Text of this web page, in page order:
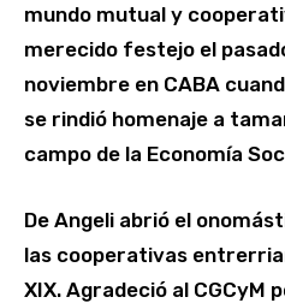
mundo mutual y
merecido festejo el
noviembre en CABA
se rindió homenaje a
campo de la Economía
De Angeli abrió el
las cooperativas
XIX. Agradeció al CGCyM